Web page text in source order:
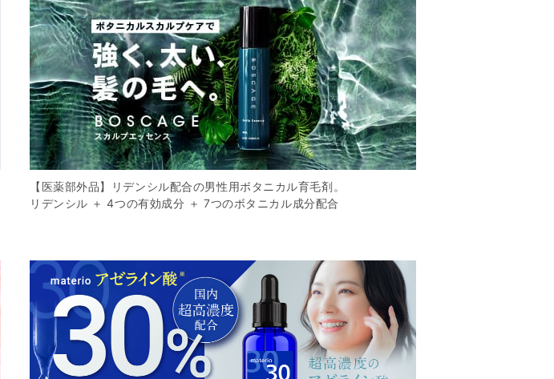
【医薬部外品】リデンシル配合の男性用ボタニカル育毛剤。
リデンシル ＋ 4つの有効成分 ＋ 7つのボタニカル成分配合